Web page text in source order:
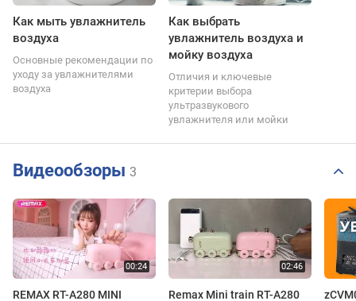
Как мыть увлажнитель
воздуха
Основные рекомендации по
уходу за увлажнителями
воздуха
Как выбрать
увлажнитель воздуха и
мойку воздуха
Отличия и ключевые
критерии выбора
ультразвукового
увлажнителя или мойки
Видеообзоры 3
REMAX RT-A280 MINI
Remax Mini train RT-A280